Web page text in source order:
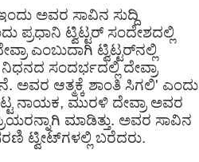
ಅವರ ಸಾವಿನ ಸುದ್ದಿ
ಪ್ರಧಾನಿ ಟ್ವಿಟ್ಟರ್ ಸಂದೇಶದಲ್ಲಿ
ಎಂಬುದಾಗಿ ಟ್ವಿಟ್ಟರ್​ನಲ್ಲಿ
ಸಂದರ್ಭದಲ್ಲಿ ದೇವ್ರಾ
ಅವರ ಆತ್ಮಕ್ಕೆ ಶಾಂತಿ ಸಿಗಲಿ' ಎಂದು
ನಾಯಕ, ಮುರಳಿ ದೇವ್ರಾ ಅವರ
ಮಾಡಿತ್ತು. ಅವರ ಸಾವಿನ
ಟ್ವೀಟ್​ಗಳಲ್ಲಿ ಬರೆದರು.